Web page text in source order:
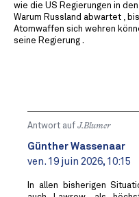
wie die US Regierungen in
Warum Russland abwartet ,
Atomwaffen sich wehren
seine Regierung .
Antwort auf J.Blumer
Günther Wassenaar
ven. 19 juin 2026, 10:15
In allen bisherigen